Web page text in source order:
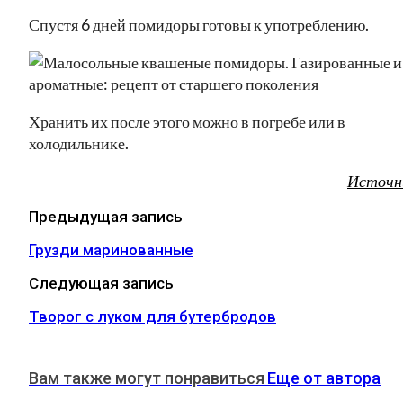
Спустя 6 дней помидоры готовы к употреблению.
Хранить их после этого можно в погребе или в
холодильнике.
Предыдущая запись
Грузди маринованные
Следующая запись
Творог с луком для бутербродов
Вам также могут понравиться Еще от автора